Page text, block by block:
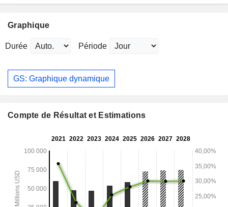
Graphique
Durée Période
GS: Graphique dynamique
Compte de Résultat et Estimations